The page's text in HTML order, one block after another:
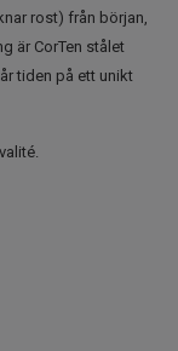
rost) från början,
är CorTen stålet
tiden på ett unikt